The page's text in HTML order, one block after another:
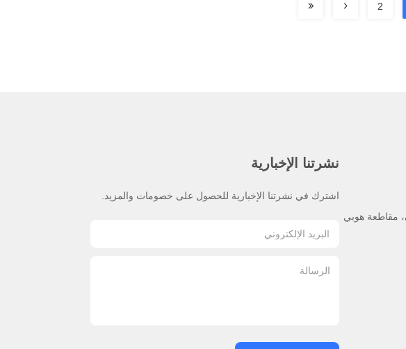
2
نشرتنا الإخبارية
اشترك في نشرتنا الإخبارية للحصول على خصومات والمزيد.